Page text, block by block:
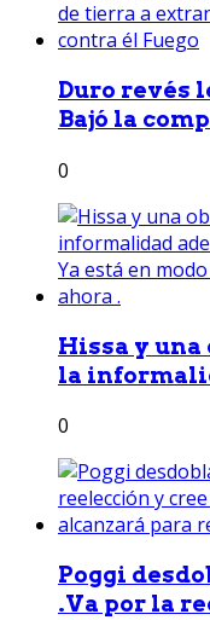
Duro revés
Bajó la
0
Hissa y una
la
0
Poggi
.Va por la